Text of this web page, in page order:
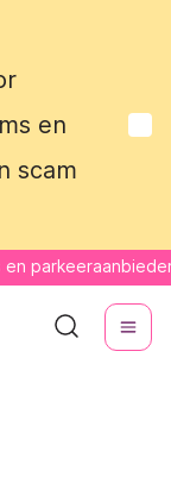
en
scam
en
en
scam
en